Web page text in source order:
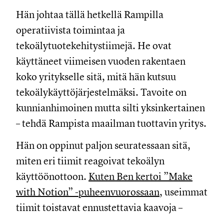
Hän johtaa tällä hetkellä Rampilla
operatiivista toimintaa ja
tekoälytuotekehitystiimejä. He ovat
käyttäneet viimeisen vuoden rakentaen
koko yritykselle sitä, mitä hän kutsuu
tekoälykäyttöjärjestelmäksi. Tavoite on
kunnianhimoinen mutta silti yksinkertainen
– tehdä Rampista maailman tuottavin yritys.
Hän on oppinut paljon seuratessaan sitä,
miten eri tiimit reagoivat tekoälyn
käyttöönottoon. Kuten Ben kertoi ”Make
with Notion” -puheenvuorossaan, useimmat
tiimit toistavat ennustettavia kaavoja –